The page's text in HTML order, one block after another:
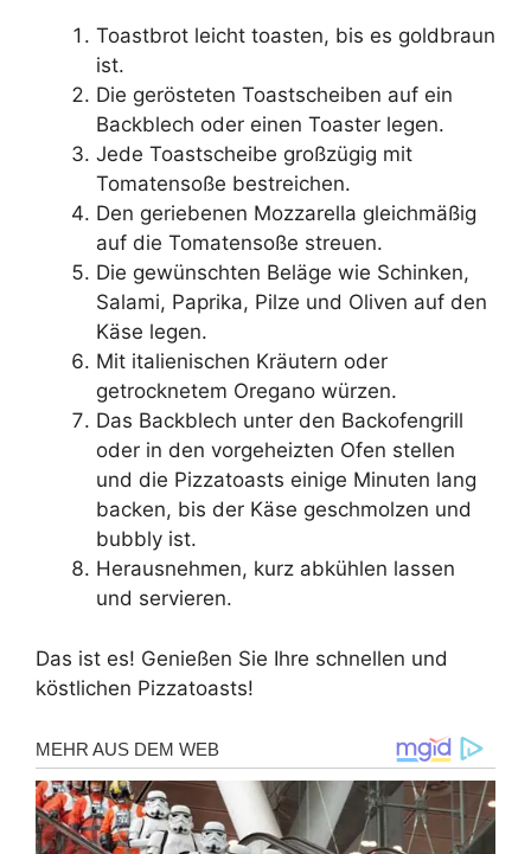
Toastbrot leicht toasten, bis es goldbraun
ist.
Die gerösteten Toastscheiben auf ein
Backblech oder einen Toaster legen.
Jede Toastscheibe großzügig mit
Tomatensoße bestreichen.
Den geriebenen Mozzarella gleichmäßig
auf die Tomatensoße streuen.
Die gewünschten Beläge wie Schinken,
Salami, Paprika, Pilze und Oliven auf den
Käse legen.
Mit italienischen Kräutern oder
getrocknetem Oregano würzen.
Das Backblech unter den Backofengrill
oder in den vorgeheizten Ofen stellen
und die Pizzatoasts einige Minuten lang
backen, bis der Käse geschmolzen und
bubbly ist.
Herausnehmen, kurz abkühlen lassen
und servieren.
Das ist es! Genießen Sie Ihre schnellen und
köstlichen Pizzatoasts!